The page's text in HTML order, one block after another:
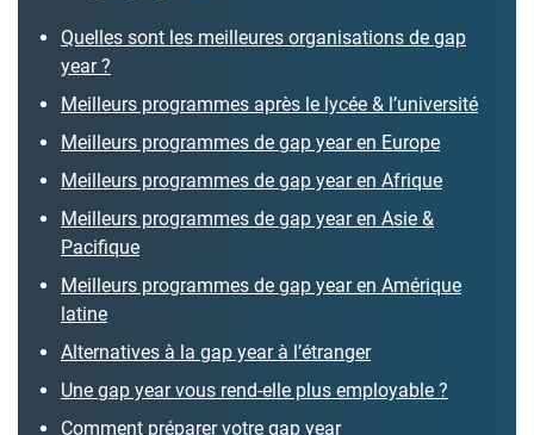
Quelles sont les meilleures organisations de gap
year ?
Meilleurs programmes après le lycée & l’université
Meilleurs programmes de gap year en Europe
Meilleurs programmes de gap year en Afrique
Meilleurs programmes de gap year en Asie &
Pacifique
Meilleurs programmes de gap year en Amérique
latine
Alternatives à la gap year à l’étranger
Une gap year vous rend-elle plus employable ?
Comment préparer votre gap year